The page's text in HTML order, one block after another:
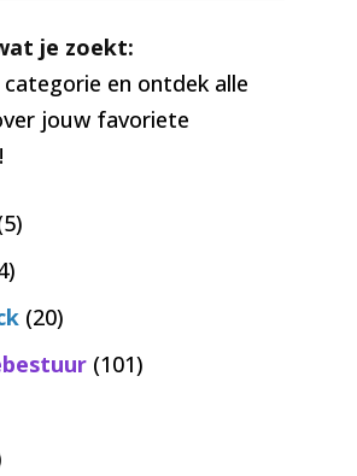
je zoekt:
categorie en ontdek alle
jouw favoriete
(20)
(101)